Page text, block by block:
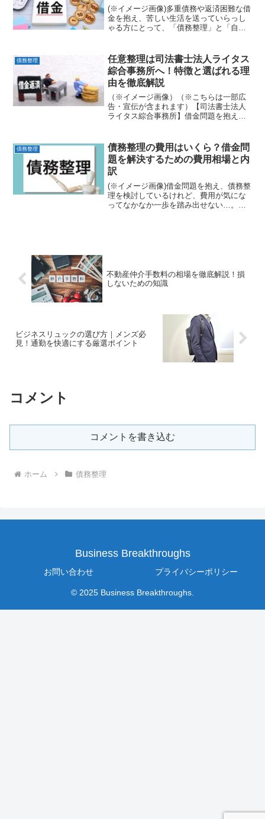
(※イメージ画像)多重債務や返済困難な借
金を抱え、苦しい生活を送っていらっし
ゃる方にとって、「債務整理」と「自己
同じように使われることが多く、具体的
な違いや、どちらがご...
債務整理
任意整理は司法書士法人ライタス
綜合事務所へ！特徴と選ばれる理
由を徹底解説
（※イメージ画像）（※こちらは一部広
告・宣伝が含まれます）【司法書士法人
ライタス綜合事務所】借金問題を抱え、
にした方もいるかもしれません。しか
し、数ある専門家の中からど...
債務整理
債務整理の費用はいくら？借金問
題を解決するための費用相場と内
訳
(※イメージ画像)借金問題を抱え、債務整
理を検討しているけれど、費用が気にな
ってなかなか一歩を踏み出せない…。そ
不動産仲介手数料の相場を徹底解説！損
しないための知識
ビジネスリュックの選び方｜メンズ必
見！通勤を快適にする厳選ポイント
コメント
コメントを書き込む
ホーム 債務整理
Business Breakthroughs
お問い合わせ プライバシーポリシー
© 2025 Business Breakthroughs.